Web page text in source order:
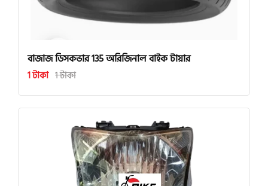
বাজাজ ডিসকভার 135 অরিজিনাল বাইক টায়ার
1 টাকা 1 টাকা